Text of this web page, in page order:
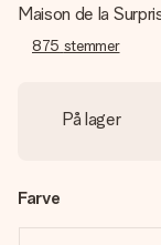
Maison de la
875 stemmer
På lager
Farve